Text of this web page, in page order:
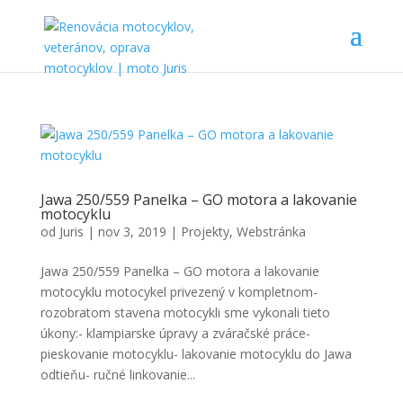
Jawa 250/559 Panelka – GO motora a lakovanie
motocyklu
od Juris | nov 3, 2019 | Projekty, Webstránka
Jawa 250/559 Panelka – GO motora a lakovanie
motocyklu motocykel privezený v kompletnom-
rozobratom stavena motocykli sme vykonali tieto
úkony:- klampiarske úpravy a zváračské práce-
pieskovanie motocyklu- lakovanie motocyklu do Jawa
odtieňu- ručné linkovanie...